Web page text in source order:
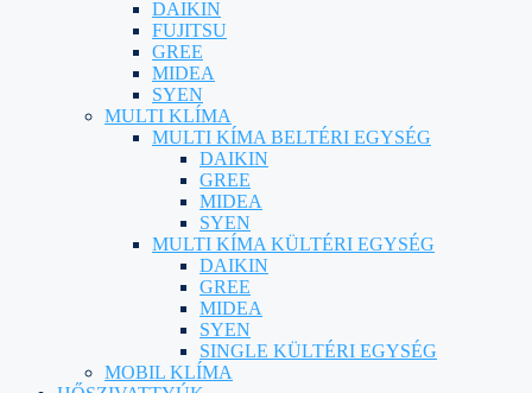
DAIKIN
FUJITSU
GREE
MIDEA
SYEN
MULTI KLÍMA
MULTI KÍMA BELTÉRI EGYSÉG
DAIKIN
GREE
MIDEA
SYEN
MULTI KÍMA KÜLTÉRI EGYSÉG
DAIKIN
GREE
MIDEA
SYEN
SINGLE KÜLTÉRI EGYSÉG
MOBIL KLÍMA